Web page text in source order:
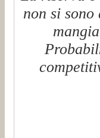
non si